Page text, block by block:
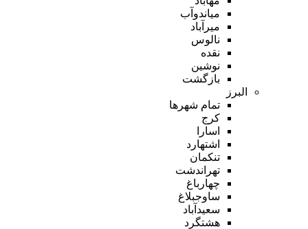
میاندوآب
میرآباد
نالوس
نقده
نوشین
بازگشت
البرز
تمام شهر‌ها
کرج
اسارا
اشتهارد
تنکمان
تهراندشت
چهارباغ
ساوجبلاغ
سعیدآباد
هشتگرد